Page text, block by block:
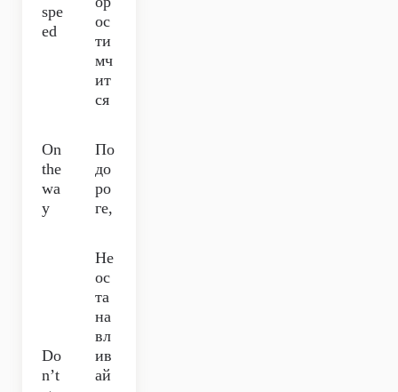
spe
ed
ос
ти
мч
ит
ся
On
the
wa
y
По
до
ро
ге,
Do
n’t
Не
ос
та
на
вл
ив
ай